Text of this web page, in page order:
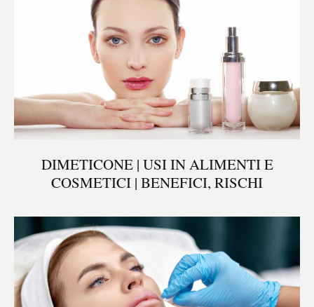
DIMETICONE | USI IN ALIMENTI E
COSMETICI | BENEFICI, RISCHI